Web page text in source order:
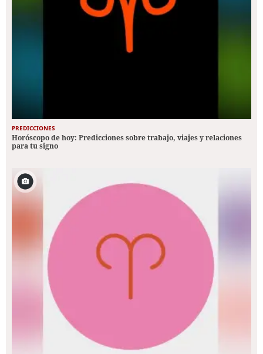
PREDICCIONES
Horóscopo de hoy: Predicciones sobre trabajo, viajes y relaciones
para tu signo